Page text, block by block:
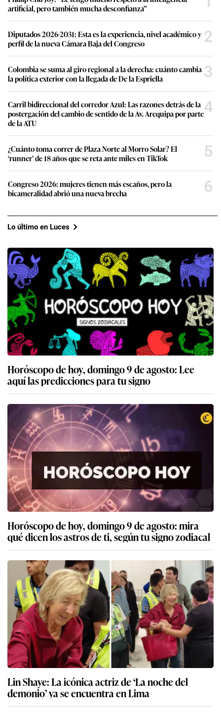
artificial, pero también mucha desconfianza”
Diputados 2026-2031: Esta es la experiencia, nivel académico y
perfil de la nueva Cámara Baja del Congreso
2
Colombia se suma al giro regional a la derecha: cuánto cambia
la política exterior con la llegada de De la Espriella
3
Carril bidireccional del corredor Azul: Las razones detrás de la
postergación del cambio de sentido de la Av. Arequipa por parte
de la ATU
4
¿Cuánto toma correr de Plaza Norte al Morro Solar? El
‘runner’ de 18 años que se reta ante miles en TikTok
5
Congreso 2026: mujeres tienen más escaños, pero la
bicameralidad abrió una nueva brecha
6
Lo último en Luces
Horóscopo de hoy, domingo 9 de agosto: Lee
aquí las predicciones para tu signo
Horóscopo de hoy, domingo 9 de agosto: mira
qué dicen los astros de ti, según tu signo zodiacal
Lin Shaye: La icónica actriz de ‘La noche del
demonio’ ya se encuentra en Lima